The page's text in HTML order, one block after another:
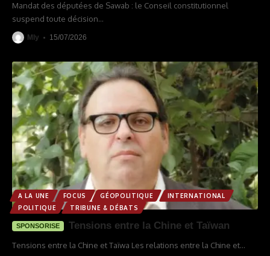
Mandat des députées de Sawab : le Conseil constitutionnel
suspend toute décision…
Mly 15/07/2026
A LA UNE FOCUS GÉOPOLITIQUE
INTERNATIONAL
POLITIQUE
TRIBUNE & DÉBATS
SPONSORISE Tensions entre la Chine et Taïwan
Tensions entre la Chine et Taïwa Les relations entre la Chine et…